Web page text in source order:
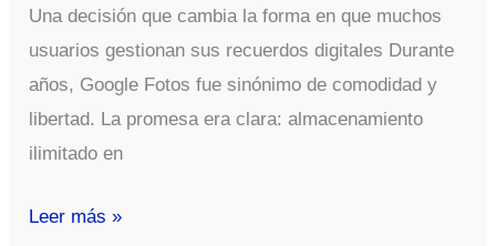
Una decisión que cambia la forma en que muchos
usuarios gestionan sus recuerdos digitales Durante
años, Google Fotos fue sinónimo de comodidad y
libertad. La promesa era clara: almacenamiento
ilimitado en
Google
Leer más »